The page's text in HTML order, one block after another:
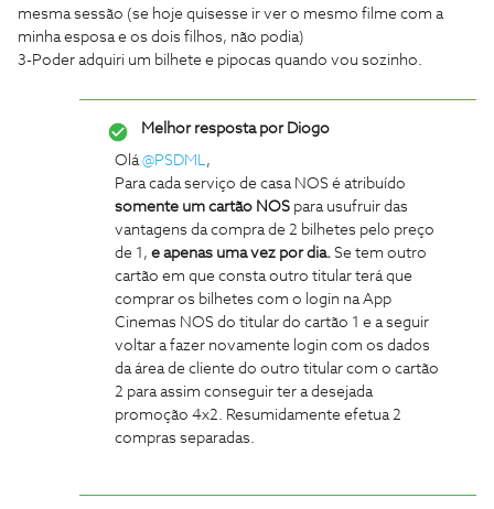
mesma sessão (se hoje quisesse ir ver o mesmo filme com a
minha esposa e os dois filhos, não podia)
3-Poder adquiri um bilhete e pipocas quando vou sozinho.
Melhor resposta porDiogo
Olá@PSDML,
Para cada serviço de casa NOS é atribuído
somente um cartão NOS para usufruir das
vantagens da compra de 2 bilhetes pelo preço
de 1, e apenas uma vez por dia. Se tem outro
cartão em que consta outro titular terá que
comprar os bilhetes com o login na App
Cinemas NOS do titular do cartão 1 e a seguir
voltar a fazer novamente login com os dados
da área de cliente do outro titular com o cartão
2 para assim conseguir ter a desejada
promoção 4x2. Resumidamente efetua 2
compras separadas.